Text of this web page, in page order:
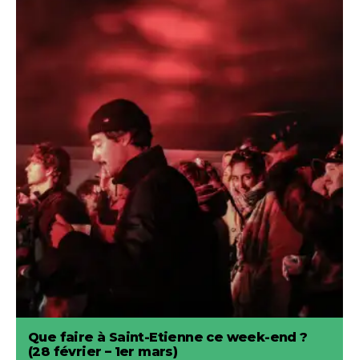
Que faire à Saint-Etienne ce week-end ?
(28 février – 1er mars)